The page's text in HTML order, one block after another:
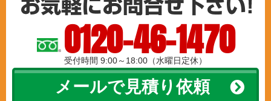
0120-46-1470
受付時間 9:00～18:00（水曜日定休）
メールで見積り依頼